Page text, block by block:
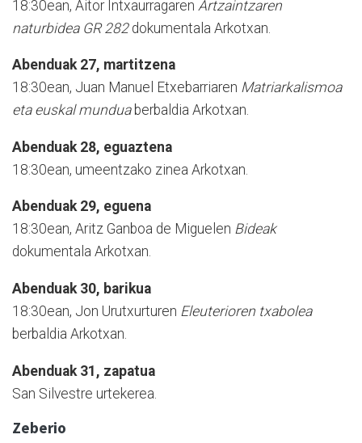
18:30ean, Aitor Intxaurragaren Artzaintzaren
naturbidea GR 282dokumentala Arkotxan.
Abenduak 27, martitzena
18:30ean, Juan Manuel Etxebarriaren Matriarkalismoa
eta euskal munduaberbaldia Arkotxan.
Abenduak 28, eguaztena
18:30ean, umeentzako zinea Arkotxan.
Abenduak 29, eguena
18:30ean, Aritz Ganboa de Miguelen Bideak
dokumentala Arkotxan.
Abenduak 30, barikua
18:30ean, Jon Urutxurturen Eleuterioren txabolea
berbaldia Arkotxan.
Abenduak 31, zapatua
San Silvestre urtekerea.
Zeberio